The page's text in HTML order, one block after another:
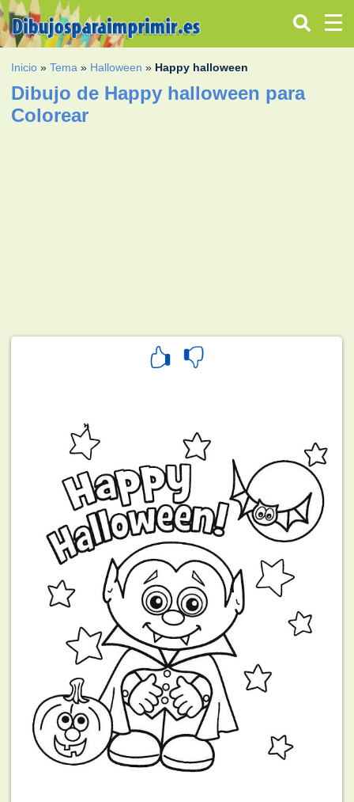
Inicio »Tema » Halloween » Happy halloween
Dibujo de Happy halloween para
Colorear